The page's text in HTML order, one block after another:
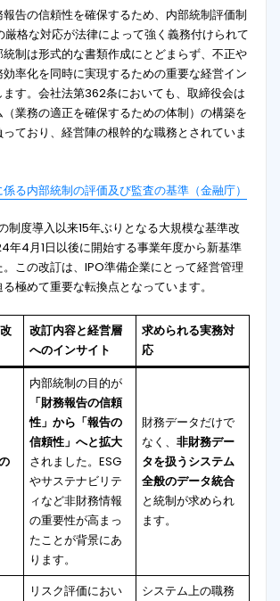
告の信頼性を確保するため、内部統制評価制
格な対応が法律によって強く義務付けられて
制は形式的な書類作成にとどまらず、不正や
効率化を同時に実現するための重要な経営イン
す。会社法第362条においても、取締役会は
業務の適正を確保するための体制）の構築を
ており、経営陣の根幹的な職務とされていま
る内部統制の評価及び監査の基準（金融庁）
制度導入以来15年ぶりとなる大規模な基準改
年4月1日以後に開始する事業年度から新基準
。この改訂は、IPO準備企業にとって経営管理
極めて重要な転換点となっています。
改訂内容と経営層
へのインサイト
求められる実務対
応
内部統制の目的が
「財務報告の信頼
性」から「報告の
信頼性」へと拡大
されました。ESG
やサステナビリテ
ィなど非財務情報
の重要性が高まっ
たことが背景にあ
ります。
財務データだけで
なく、非財務デー
タを扱うシステム
全般のデータ統合
と統制が求められ
ます。
リスク評価におい
システム上の職務